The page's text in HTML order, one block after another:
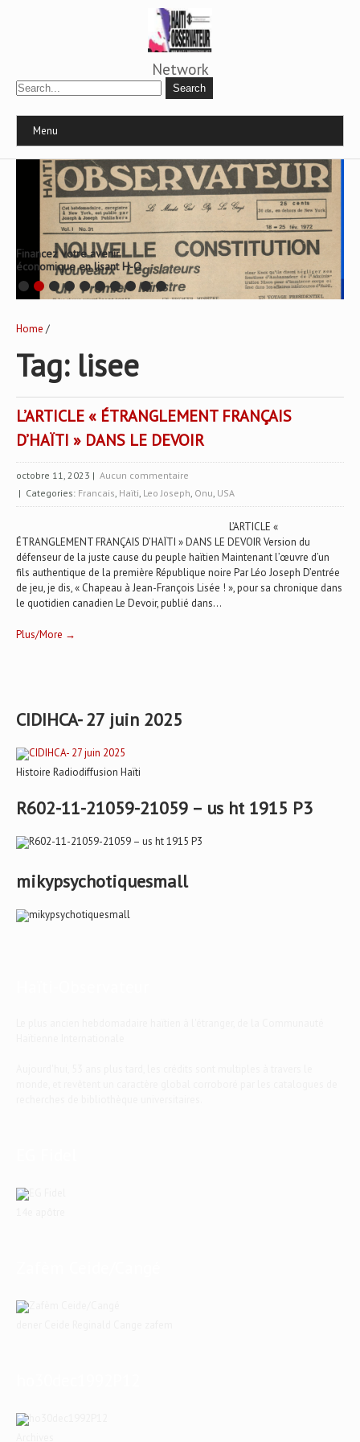
Network
Menu
Financez votre avenir
économique en lisant H-O
Home /
Tag: lisee
L’ARTICLE « ÉTRANGLEMENT FRANÇAIS
D’HAÏTI » DANS LE DEVOIR
octobre 11, 2023 | Aucun commentaire
| Categories: Francais, Haïti, Leo Joseph, Onu, USA
L’ARTICLE «
ÉTRANGLEMENT FRANÇAIS D’HAÏTI » DANS LE DEVOIR Version du
défenseur de la juste cause du peuple haïtien Maintenant l’œuvre d’un
fils authentique de la première République noire Par Léo Joseph D’entrée
de jeu, je dis, « Chapeau à Jean-François Lisée ! », pour sa chronique dans
le quotidien canadien Le Devoir, publié dans...
Plus/More →
CIDIHCA- 27 juin 2025
Histoire Radiodiffusion Haïti
R602-11-21059-21059 – us ht 1915 P3
mikypsychotiquesmall